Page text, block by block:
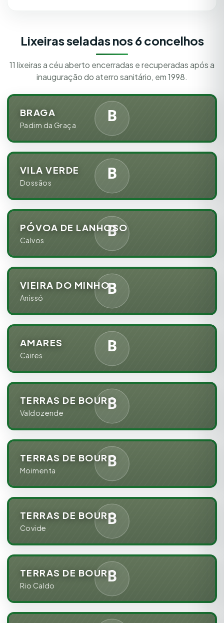
Lixeiras seladas nos 6 concelhos
11 lixeiras a céu aberto encerradas e recuperadas após a
inauguração do aterro sanitário, em 1998.
BRAGA
Padim da Graça
VILA VERDE
Dossãos
PÓVOA DE LANHOSO
Calvos
VIEIRA DO MINHO
Anissó
AMARES
Caires
TERRAS DE BOURO
Valdozende
TERRAS DE BOURO
Moimenta
TERRAS DE BOURO
Covide
TERRAS DE BOURO
Rio Caldo